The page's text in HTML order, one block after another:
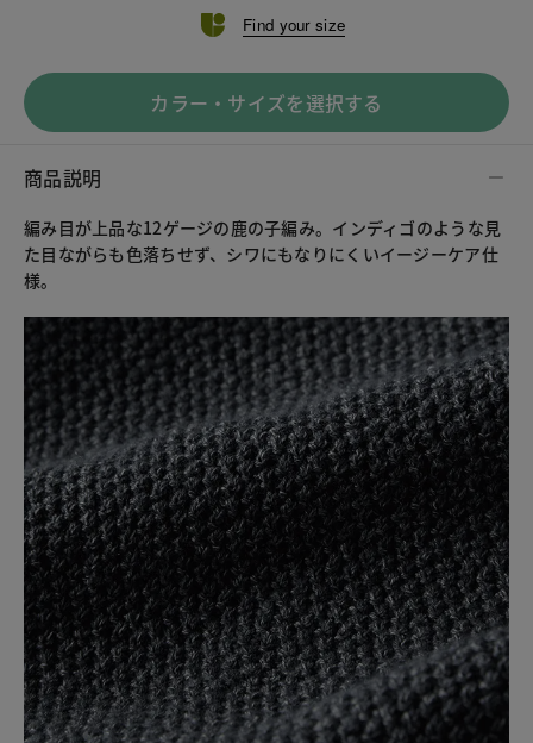
Find your size
カラー・サイズを選択する
商品説明
編み目が上品な12ゲージの鹿の子編み。インディゴのような見
た目ながらも色落ちせず、シワにもなりにくいイージーケア仕
様。